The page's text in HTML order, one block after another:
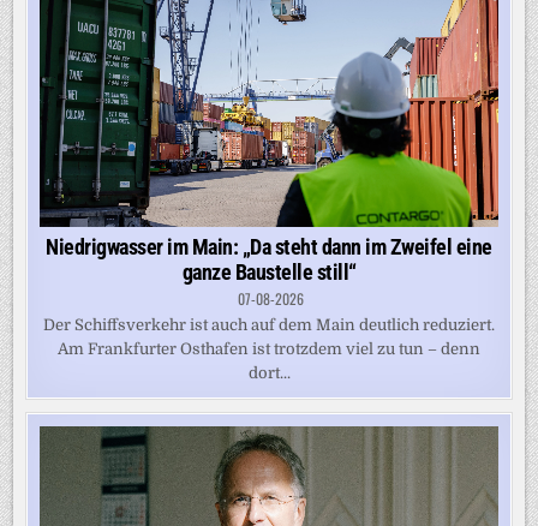
Niedrigwasser im Main: „Da steht dann im Zweifel eine
ganze Baustelle still“
07-08-2026
Der Schiffsverkehr ist auch auf dem Main deutlich reduziert.
Am Frankfurter Osthafen ist trotzdem viel zu tun – denn
dort...